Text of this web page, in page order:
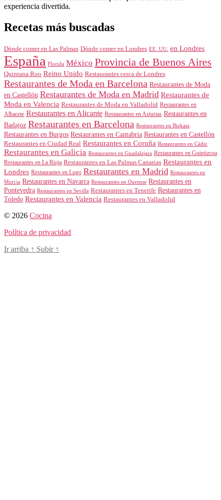
experiencia divertida.
Recetas más buscadas
Dónde comer en Las Palmas Dónde comer en Londres EE. UU. en Londres
España Florida México Provincia de Buenos Aires
Quintana Roo Reino Unido Restaurantes cerca de Londres
Restaurantes de Moda en Barcelona Restaurantes de Moda
en Castellón Restaurantes de Moda en Madrid Restaurantes de
Moda en Valencia Restaurantes de Moda en Valladolid Restaurantes en
Albacete Restaurantes en Alicante Restaurantes en Asturias Restaurantes en
Badajoz Restaurantes en Barcelona Restaurantes en Bizkaia
Restaurantes en Burgos Restaurantes en Cantabria Restaurantes en Castellón
Restaurantes en Ciudad Real Restaurantes en Coruña Restaurantes en Cádiz
Restaurantes en Galicia Restaurantes en Guadalajara Restaurantes en Guipúzcoa
Restaurantes en La Rioja Restaurantes en Las Palmas Canarias Restaurantes en
Londres Restaurantes en Lugo Restaurantes en Madrid Restaurantes en
Murcia Restaurantes en Navarra Restaurantes en Ourense Restaurantes en
Pontevedra Restaurantes en Sevilla Restaurantes en Tenerife Restaurantes en
Toledo Restaurantes en Valencia Restaurantes en Valladolid
© 2026 Cocina
Política de privacidad
Ir arriba ↑ Subir ↑